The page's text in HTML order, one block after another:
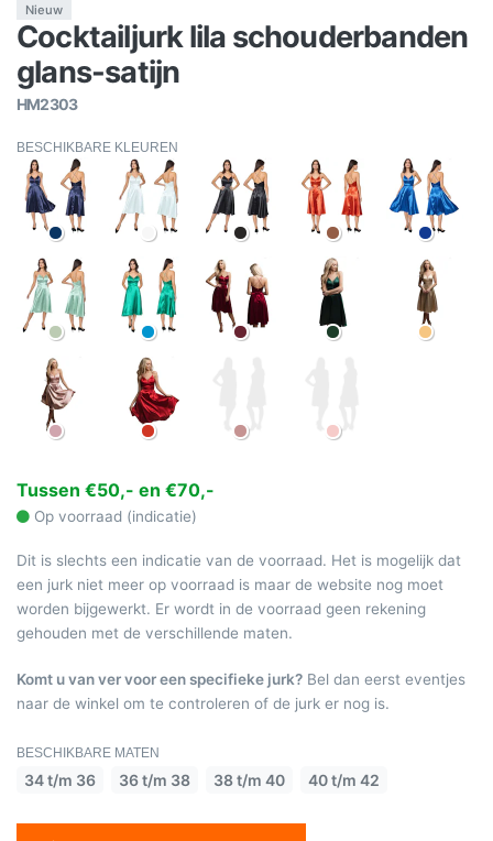
Nieuw
Cocktailjurk lila schouderbanden
glans-satijn
HM2303
BESCHIKBARE KLEUREN
Tussen €50,- en €70,-
Op voorraad (indicatie)
Dit is slechts een indicatie van de voorraad. Het is mogelijk dat
een jurk niet meer op voorraad is maar de website nog moet
worden bijgewerkt. Er wordt in de voorraad geen rekening
gehouden met de verschillende maten.
Komt u van ver voor een specifieke jurk? Bel dan eerst eventjes
naar de winkel om te controleren of de jurk er nog is.
BESCHIKBARE MATEN
34 t/m 36 36 t/m 38 38 t/m 40 40 t/m 42